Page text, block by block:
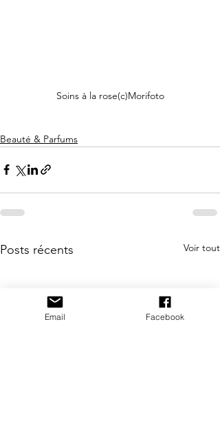
Soins à la rose(c)Morifoto
Beauté & Parfums
Posts récents Voir tout
Email Facebook